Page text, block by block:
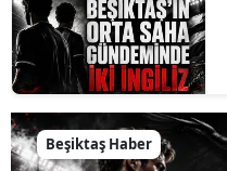
Beşiktaş Haber